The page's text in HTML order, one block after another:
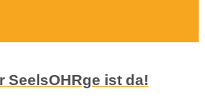
SeelsOHRge ist da!